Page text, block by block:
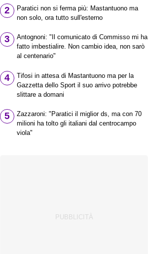
2
Paratici non si ferma più: Mastantuono ma
non solo, ora tutto sull'esterno
3
Antognoni: "Il comunicato di Commisso mi ha
fatto imbestialire. Non cambio idea, non sarò
al centenario"
4
Tifosi in attesa di Mastantuono ma per la
Gazzetta dello Sport il suo arrivo potrebbe
slittare a domani
5
Zazzaroni: "Paratici il miglior ds, ma con 70
milioni ha tolto gli italiani dal centrocampo
viola"